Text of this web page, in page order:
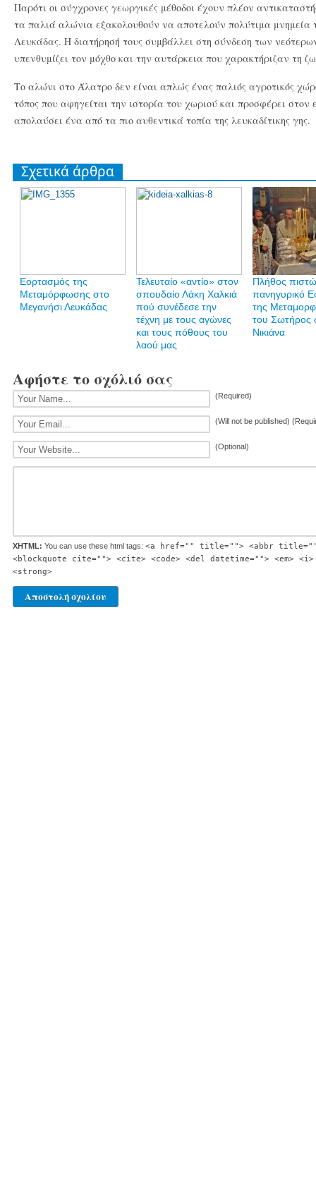
Παρότι οι σύγχρονες γεωργικές μέθοδοι έχουν πλέον
τα παλιά αλώνια εξακολουθούν να αποτελούν πολύτιμα μνημεία
Λευκάδας. Η διατήρησή τους συμβάλλει στη σύνδεση των
υπενθυμίζει τον μόχθο και την αυτάρκεια που χαρακτήριζαν τη
Το αλώνι στο Άλατρο δεν είναι απλώς ένας παλιός αγροτικός
τόπος που αφηγείται την ιστορία του χωριού και προσφέρει στον
απολαύσει ένα από τα πιο αυθεντικά τοπία της λευκαδίτικης γης.
Σχετικά άρθρα
Εορτασμός της
Μεταμόρφωσης στο
Μεγανήσι Λευκάδας
Τελευταίο «αντίο» στον
σπουδαίο Λάκη Χαλκιά
πού συνέδεσε την
τέχνη με τους αγώνες
και τους πόθους του
λαού μας
Πλήθος
πανηγυρικό
της
του Σωτήρος
Νικιάνα
Αφήστε το σχόλιό σας
(Required)
(Will not be published)
(Optional)
XHTML: You can use these html tags: <a href="" title=""> <abbr
<blockquote cite=""> <cite> <code> <del datetime=""> <em>
<strong>